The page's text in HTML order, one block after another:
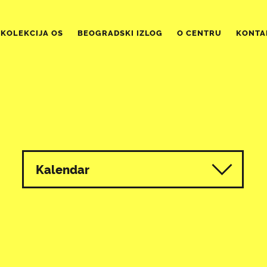
KOLEKCIJA OS BEOGRADSKI IZLOG O CENTRU
Kalendar